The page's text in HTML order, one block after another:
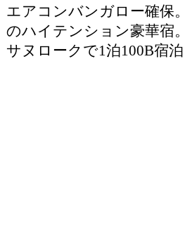
エアコンバンガロー確保
のハイテンション豪華宿
サヌロークで1泊100B宿